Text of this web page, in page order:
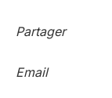
Partager
Email